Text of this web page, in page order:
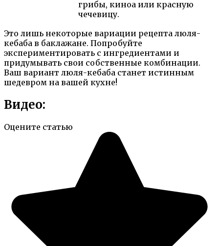
грибы, киноа или красную
чечевицу.
Это лишь некоторые вариации рецепта люля-
кебаба в баклажане. Попробуйте
экспериментировать с ингредиентами и
придумывать свои собственные комбинации.
Ваш вариант люля-кебаба станет истинным
шедевром на вашей кухне!
Видео:
Оцените статью